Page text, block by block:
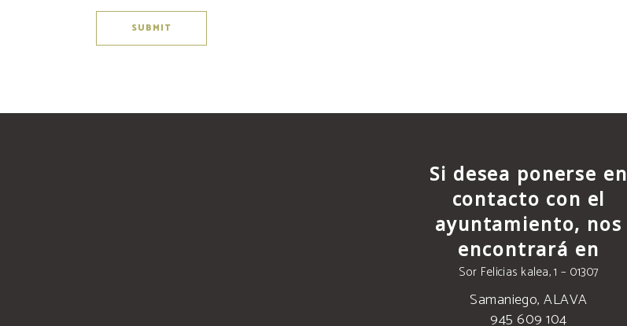
Si desea ponerse en
contacto con el
ayuntamiento, nos
encontrará en
Sor Felicias kalea, 1 – 01307
Samaniego, ALAVA
945 609 104